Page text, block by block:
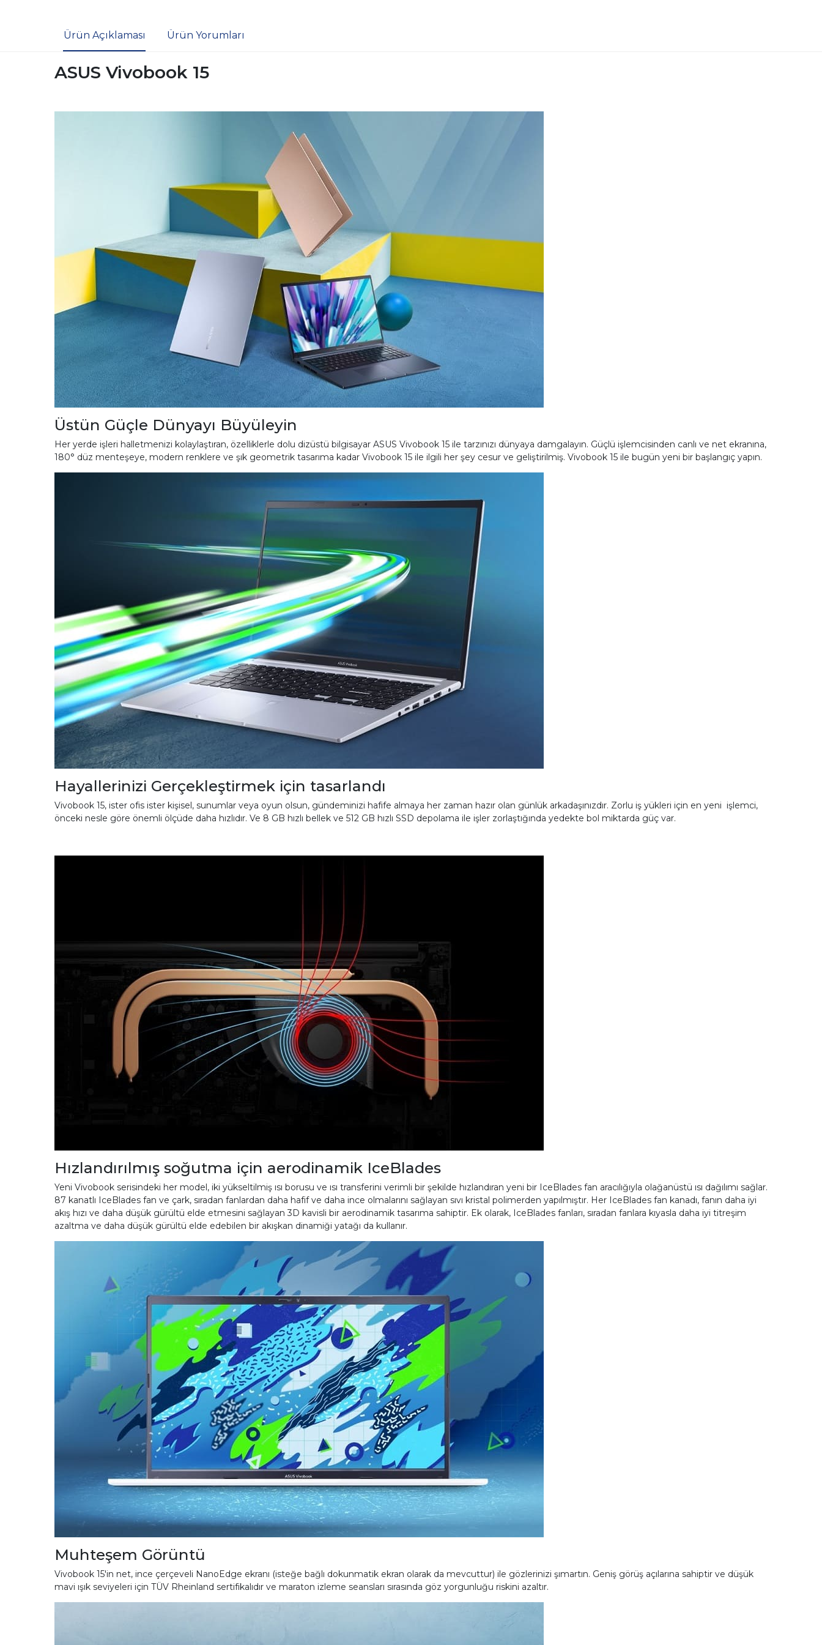
Ürün Açıklaması Ürün Yorumları
ASUS Vivobook 15
Üstün Güçle Dünyayı Büyüleyin
Her yerde işleri halletmenizi kolaylaştıran, özelliklerle dolu dizüstü bilgisayar ASUS Vivobook 15 ile tarzınızı dünyaya damgalayın. Güçlü işlemcisinden canlı ve net ekranına,
180° düz menteşeye, modern renklere ve şık geometrik tasarıma kadar Vivobook 15 ile ilgili her şey cesur ve geliştirilmiş. Vivobook 15 ile bugün yeni bir başlangıç yapın.
Hayallerinizi Gerçekleştirmek için tasarlandı
Vivobook 15, ister ofis ister kişisel, sunumlar veya oyun olsun, gündeminizi hafife almaya her zaman hazır olan günlük arkadaşınızdır. Zorlu iş yükleri için en yeni işlemci,
önceki nesle göre önemli ölçüde daha hızlıdır. Ve 8 GB hızlı bellek ve 512 GB hızlı SSD depolama ile işler zorlaştığında yedekte bol miktarda güç var.
Hızlandırılmış soğutma için aerodinamik IceBlades
Yeni Vivobook serisindeki her model, iki yükseltilmiş ısı borusu ve ısı transferini verimli bir şekilde hızlandıran yeni bir IceBlades fan aracılığıyla olağanüstü ısı dağılımı sağlar.
87 kanatlı IceBlades fan ve çark, sıradan fanlardan daha hafif ve daha ince olmalarını sağlayan sıvı kristal polimerden yapılmıştır. Her IceBlades fan kanadı, fanın daha iyi
akış hızı ve daha düşük gürültü elde etmesini sağlayan 3D kavisli bir aerodinamik tasarıma sahiptir. Ek olarak, IceBlades fanları, sıradan fanlara kıyasla daha iyi titreşim
azaltma ve daha düşük gürültü elde edebilen bir akışkan dinamiği yatağı da kullanır.
Muhteşem Görüntü
Vivobook 15'in net, ince çerçeveli NanoEdge ekranı (isteğe bağlı dokunmatik ekran olarak da mevcuttur) ile gözlerinizi şımartın. Geniş görüş açılarına sahiptir ve düşük
mavi ışık seviyeleri için TÜV Rheinland sertifikalıdır ve maraton izleme seansları sırasında göz yorgunluğu riskini azaltır.